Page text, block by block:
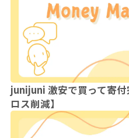
junijuni 激安で買って寄
ロス削減】